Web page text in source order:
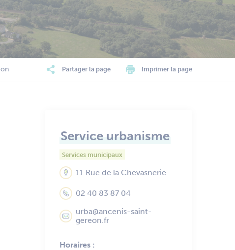
Partager la page Imprimer la page
Service urbanisme
Services municipaux
11 Rue de la Chevasnerie
02 40 83 87 04
urba@ancenis-saint-
gereon.fr
Horaires :